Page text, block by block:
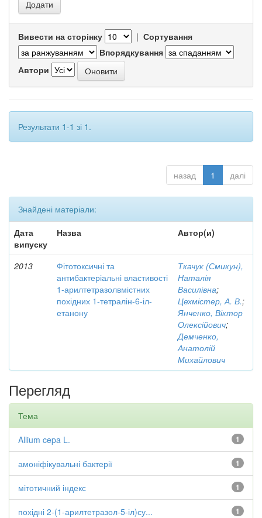
Вивести на сторінку | Сортування
Впорядкування
Автори
Результати 1-1 зі 1.
назад 1 далі
Знайдені матеріали:
Дата
випуску
Назва Автор(и)
2013
Фітотоксичні та
антибактеріальні властивості
1-арилтетразолвмістних
похідних 1-тетралін-6-іл-
етанону
Ткачук (Смикун),
Наталія
Василівна;
Цехмістер, А. В.;
Янченко, Віктор
Олексійович;
Демченко,
Анатолій
Михайлович
Перегляд
Тема
1
Allium cepa L.
1
амоніфікувальні бактерії
1
мітотичний індекс
1
похідні 2-(1-арилтетразол-5-іл)су...